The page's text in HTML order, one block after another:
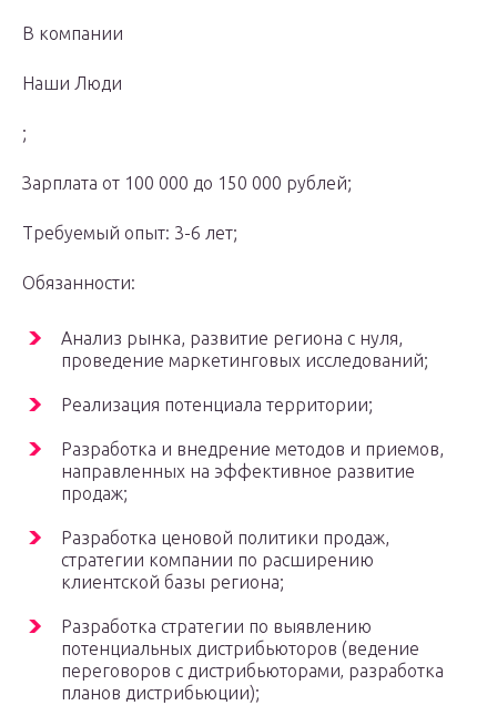
В компании
Наши Люди
;
Зарплата от 100 000 до 150 000 рублей;
Требуемый опыт: 3-6 лет;
Обязанности:
Анализ рынка, развитие региона с нуля,
проведение маркетинговых исследований;
Реализация потенциала территории;
Разработка и внедрение методов и приемов,
направленных на эффективное развитие
продаж;
Разработка ценовой политики продаж,
стратегии компании по расширению
клиентской базы региона;
Разработка стратегии по выявлению
потенциальных дистрибьюторов (ведение
переговоров с дистрибьюторами‚ разработка
планов дистрибьюции);